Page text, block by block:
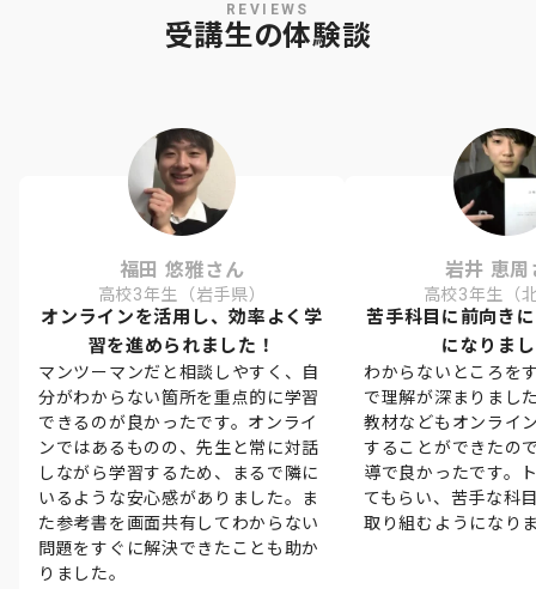
REVIEWS
受講生の体験談
福田 悠雅さん
高校3年生（岩手県）
オンラインを活用し、効率よく学
習を進められました！
マンツーマンだと相談しやすく、自
分がわからない箇所を重点的に学習
できるのが良かったです。オンライ
ンではあるものの、先生と常に対話
しながら学習するため、まるで隣に
いるような安心感がありました。ま
た参考書を画面共有してわからない
問題をすぐに解決できたことも助か
りました。
岩井 恵周
高校3年生（
苦手科目に前向き
になりま
わからないところを
で理解が深まりまし
教材などもオンライ
することができたの
導で良かったです。
てもらい、苦手な科
取り組むようになり